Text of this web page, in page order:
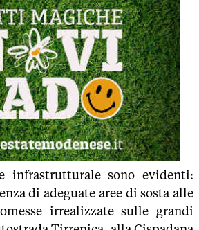
sono evidenti:
di adeguate aree di sosta alle
irrealizzate sulle grandi